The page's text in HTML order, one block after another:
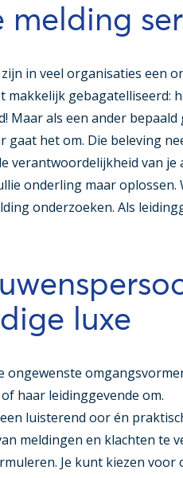
melding
in veel organisaties een
makkelijk gebagatelliseerd:
Maar als een ander
gaat het om. Die beleving
verantwoordelijkheid van je
onderling maar oplossen.
onderzoeken. Als
luxe
ongewenste
haar leidinggevende om.
luisterend oor én
meldingen en klachten te
Je kunt kiezen voor